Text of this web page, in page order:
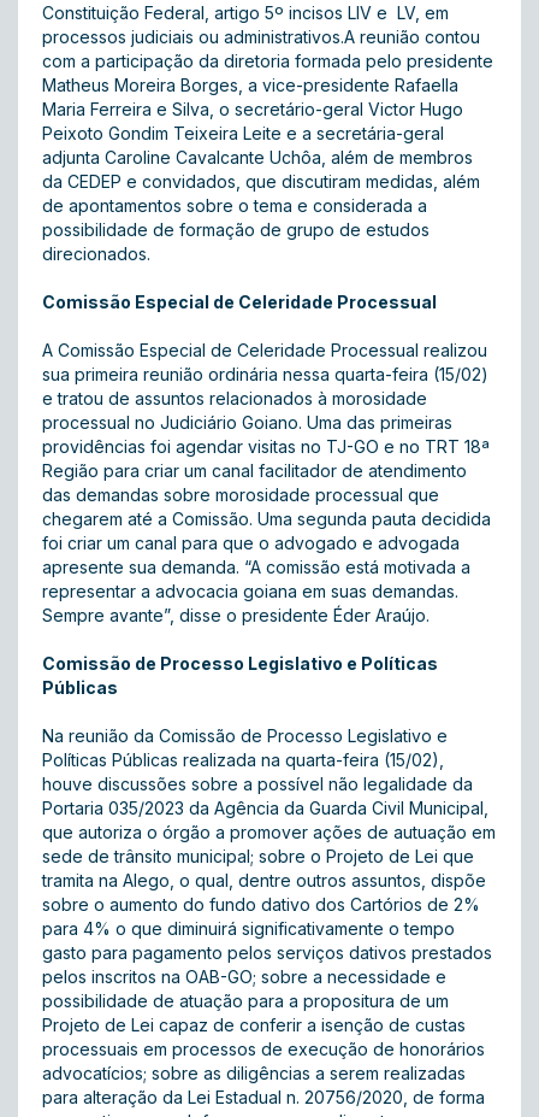
Constituição Federal, artigo 5º incisos LIV e LV, em
processos judiciais ou administrativos.A reunião contou
com a participação da diretoria formada pelo presidente
Matheus Moreira Borges, a vice-presidente Rafaella
Maria Ferreira e Silva, o secretário-geral Victor Hugo
Peixoto Gondim Teixeira Leite e a secretária-geral
adjunta Caroline Cavalcante Uchôa, além de membros
da CEDEP e convidados, que discutiram medidas, além
de apontamentos sobre o tema e considerada a
possibilidade de formação de grupo de estudos
direcionados.
Comissão Especial de Celeridade Processual
A Comissão Especial de Celeridade Processual realizou
sua primeira reunião ordinária nessa quarta-feira (15/02)
e tratou de assuntos relacionados à morosidade
processual no Judiciário Goiano. Uma das primeiras
providências foi agendar visitas no TJ-GO e no TRT 18ª
Região para criar um canal facilitador de atendimento
das demandas sobre morosidade processual que
chegarem até a Comissão. Uma segunda pauta decidida
foi criar um canal para que o advogado e advogada
apresente sua demanda. “A comissão está motivada a
representar a advocacia goiana em suas demandas.
Sempre avante”, disse o presidente Éder Araújo.
Comissão de Processo Legislativo e Políticas
Públicas
Na reunião da Comissão de Processo Legislativo e
Políticas Públicas realizada na quarta-feira (15/02),
houve discussões sobre a possível não legalidade da
Portaria 035/2023 da Agência da Guarda Civil Municipal,
que autoriza o órgão a promover ações de autuação em
sede de trânsito municipal; sobre o Projeto de Lei que
tramita na Alego, o qual, dentre outros assuntos, dispõe
sobre o aumento do fundo dativo dos Cartórios de 2%
para 4% o que diminuirá significativamente o tempo
gasto para pagamento pelos serviços dativos prestados
pelos inscritos na OAB-GO; sobre a necessidade e
possibilidade de atuação para a propositura de um
Projeto de Lei capaz de conferir a isenção de custas
processuais em processos de execução de honorários
advocatícios; sobre as diligências a serem realizadas
para alteração da Lei Estadual n. 20756/2020, de forma